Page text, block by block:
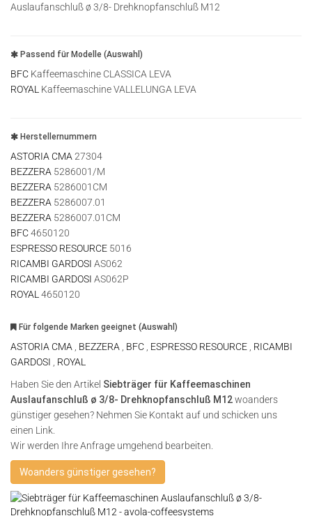
Auslaufanschluß ø 3/8- Drehknopfanschluß M12
Passend für Modelle (Auswahl)
BFC Kaffeemaschine CLASSICA LEVA
ROYAL Kaffeemaschine VALLELUNGA LEVA
Herstellernummern
ASTORIA CMA 27304
BEZZERA 5286001/M
BEZZERA 5286001CM
BEZZERA 5286007.01
BEZZERA 5286007.01CM
BFC4650120
ESPRESSO RESOURCE 5016
RICAMBI GARDOSI AS062
RICAMBI GARDOSI AS062P
ROYAL 4650120
Für folgende Marken geeignet (Auswahl)
ASTORIA CMA BEZZERA BFC ESPRESSO RESOURCE
RICAMBI
GARDOSI
ROYAL
Haben Sie den Artikel Siebträger für Kaffeemaschinen
Auslaufanschluß ø 3/8- Drehknopfanschluß M12woanders
günstiger gesehen? Nehmen Sie Kontakt auf und schicken uns
einen Link.
Wir werden Ihre Anfrage umgehend bearbeiten.
Woanders günstiger gesehen?